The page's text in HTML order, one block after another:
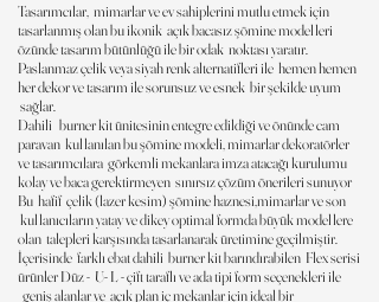
Tasarımcılar, mimarlar ve ev sahiplerini mutlu etmek için
tasarlanmış olan bu ikonik açık bacasız şömine modelleri
özünde tasarım bütünlüğü ile bir odak noktası yaratır.
Paslanmaz çelik veya siyah renk alternatifleri ile hemen hemen
her dekor ve tasarım ile sorunsuz ve esnek bir şekilde uyum
sağlar.
Dahili burner kit ünitesinin entegre edildiği ve önünde cam
paravan kullanılan bu şömine modeli, mimarlar dekoratörler
ve tasarımcılara görkemli mekanlara imza atacağı kurulumu
kolay ve baca gerektirmeyen sınırsız çözüm önerileri sunuyor
Bu hafif çelik (lazer kesim) şömine haznesi,mimarlar ve son
kullanıcıların yatay ve dikey optimal formda büyük modellere
olan talepleri karşısında tasarlanarak üretimine geçilmiştir.
İçerisinde farklı ebat dahili burner kit barındırabilen Flex serisi
ürünler Düz - U- L - çift taraflı ve ada tipi form seçenekleri ile
geniş alanlar ve açık plan iç mekanlar için ideal bir